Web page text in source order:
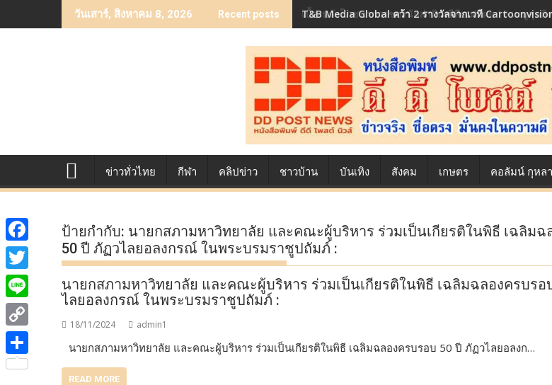
to
วันเสาร์, สิงหาคม 8, 2026 Recent posts T&B Media Global คว้า 2 รางวัลจากเวที
เบื้องหลังโภชนาการของนักล่าฝัน ซีพีเอฟ เผย 10 เมนูสุดฮิ
ข่าวทั่วไทย กีฬา คลิปข่าว ชาวบ้าน บันเทิง สังคม เกษตร คอลัมน์ กุหล
ป้ายกำกับ: นายกสภามหาวิทยาลัย และคณะผู้บริหาร ร่วมเป็นเกียรติในพิธี เฉลิมฉ
50 ปี ภัฏวไลยอลงกรณ์ ในพระบรมราชูปถัมภ์ :
นายกสภามหาวิทยาลัย และคณะผู้บริหาร ร่วมเป็นเกียรติในพิธี เฉลิมฉลองครบรอ
ไลยอลงกรณ์ ในพระบรมราชูปถัมภ์ :
18/11/2024 admin1
นายกสภามหาวิทยาลัย และคณะผู้บริหาร ร่วมเป็นเกียรติในพิธี เฉลิมฉลองครบรอบ 50 ปี ภัฏวไลยอลงก…
READ MORE
F
a
c
e
b
o
T
w
i
t
t
L
i
n
C
o
S